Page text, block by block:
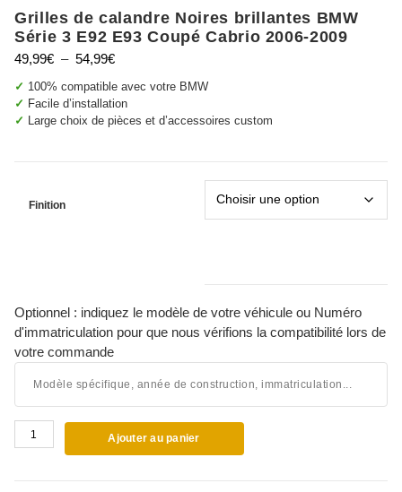
Grilles de calandre Noires brillantes BMW
Série 3 E92 E93 Coupé Cabrio 2006-2009
49,99€ – 54,99€Plage
49,99€
✓ 100% compatible avec votre BMW
✓ Facile d’installation
✓ Large choix de pièces et d’accessoires custom
Finition
Optionnel : indiquez le modèle de votre véhicule ou Numéro
d'immatriculation pour que nous vérifions la compatibilité lors de
votre commande
quantité
de
Ajouter au panier